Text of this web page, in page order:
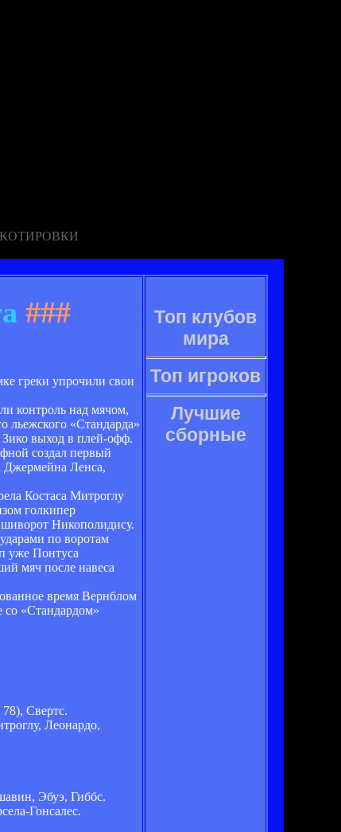
КОТИРОВКИ
###
греки упрочили свои
контроль над мячом,
льежского «Стандарда»
Зико выход в плей-офф.
создал первый
Джермейна Ленса,
Костаса Митроглу
голкипер
Никополидису.
по воротам
уже Понтуса
мяч после навеса
время Вернблом
со «Стандардом»
Свертс.
Леонардо,
Эбуэ, Гиббс.
Гонсалес.
Топ клубов
мира
Топ игроков
Лучшие
сборные